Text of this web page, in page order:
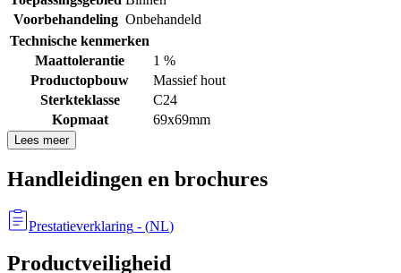
Voorbehandeling Onbehandeld
Technische kenmerken
Maattolerantie
1 %
Productopbouw
Massief hout
Sterkteklasse
C24
Kopmaat
69x69mm
Lees meer
Handleidingen en brochures
Prestatieverklaring - (NL)
Productveiligheid